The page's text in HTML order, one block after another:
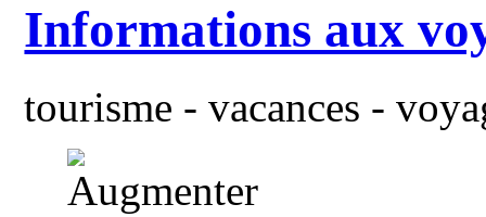
Informations aux
tourisme - vacances -